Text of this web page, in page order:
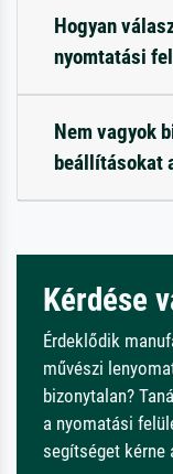
Hogyan
nyomtatási
Nem vagyok
beállításokat
Kérdése
Érdeklődik
művészi
bizonytalan?
a nyomatási
segítséget kérne